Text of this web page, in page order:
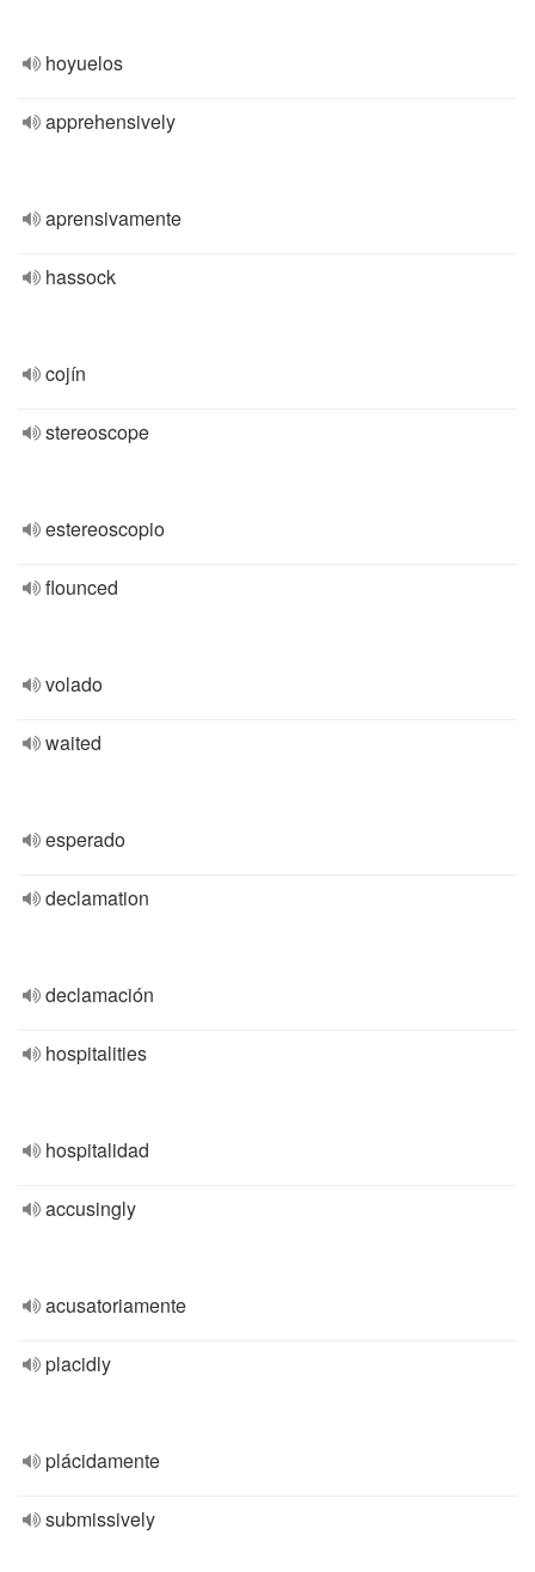
hoyuelos
apprehensively
aprensivamente
hassock
cojín
stereoscope
estereoscopio
flounced
volado
waited
esperado
declamation
declamación
hospitalities
hospitalidad
accusingly
acusatoriamente
placidly
plácidamente
submissively